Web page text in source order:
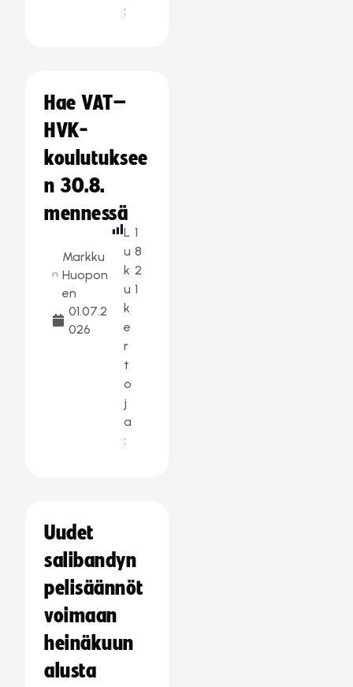
:
Hae VAT–
HVK-
koulutuksee
n 30.8.
mennessä
Markku
Huopon
en
01.07.2
026
L
u
k
u
k
e
r
t
o
j
a
:
1
8
2
1
Uudet
salibandyn
pelisäännöt
voimaan
heinäkuun
alusta